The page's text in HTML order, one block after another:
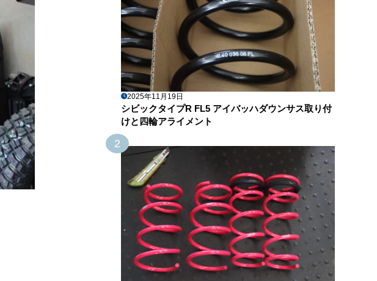
2025年11月19日
シビックタイプR FL5 アイバッハダウンサス取り付
けと四輪アライメント
2